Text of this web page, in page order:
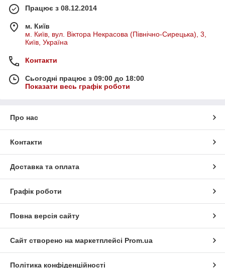
Працює з 08.12.2014
м. Київ
м. Київ, вул. Віктора Некрасова (Північно-Сирецька), 3,
Київ, Україна
Контакти
Сьогодні працює з 09:00 до 18:00
Показати весь графік роботи
Про нас
Контакти
Доставка та оплата
Графік роботи
Повна версія сайту
Сайт створено на маркетплейсі Prom.ua
Політика конфіденційності